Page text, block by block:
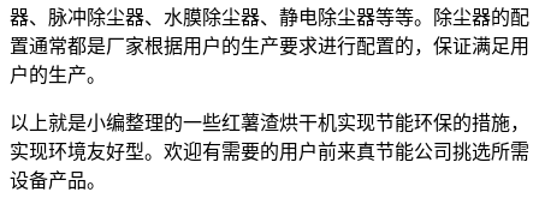
器、脉冲除尘器、水膜除尘器、静电除尘器等等。除尘器的配
置通常都是厂家根据用户的生产要求进行配置的，保证满足用
户的生产。
以上就是小编整理的一些红薯渣烘干机实现节能环保的措施，
实现环境友好型。欢迎有需要的用户前来真节能公司挑选所需
设备产品。